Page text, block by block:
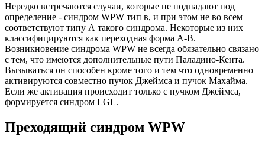
Нередко встречаются случаи, которые не подпадают под
определение - синдром WPW тип в, и при этом не во всем
соответствуют типу А такого синдрома. Некоторые из них
классифицируются как переходная форма А-В.
Возникновение синдрома WPW не всегда обязательно связано
с тем, что имеются дополнительные пути Паладино-Кента.
Вызываться он способен кроме того и тем что одновременно
активируются совместно пучок Джеймса и пучок Махайма.
Если же активация происходит только с пучком Джеймса,
формируется синдром LGL.
Преходящий синдром WPW